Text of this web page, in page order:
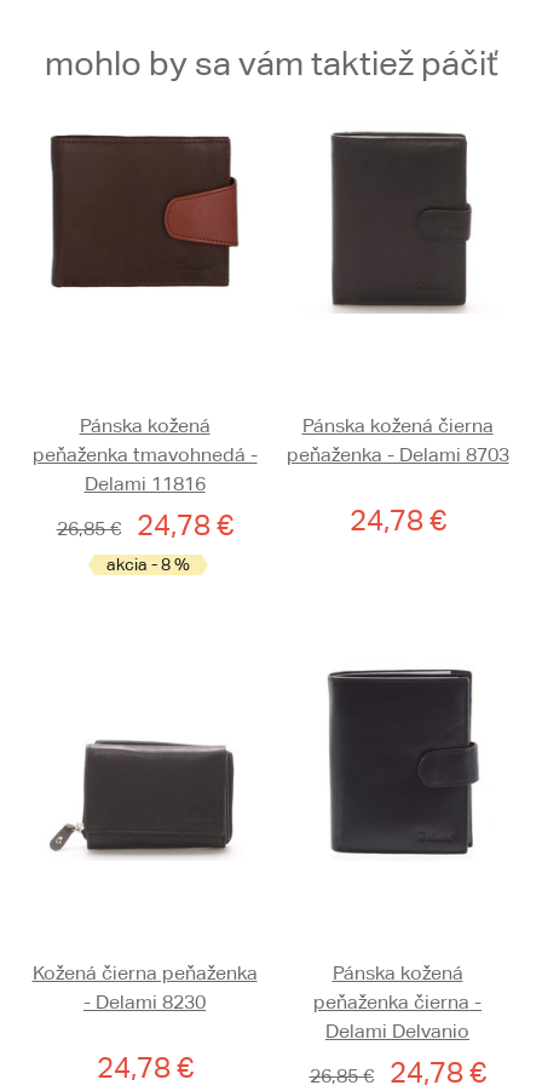
mohlo by sa vám taktiež páčiť
Pánska kožená
peňaženka tmavohnedá -
Delami 11816
26,85 €
24,78 €
akcia - 8 %
Pánska kožená čierna
peňaženka - Delami 8703
24,78 €
Kožená čierna peňaženka
- Delami 8230
24,78 €
Pánska kožená
peňaženka čierna -
Delami Delvanio
26,85 €
24,78 €